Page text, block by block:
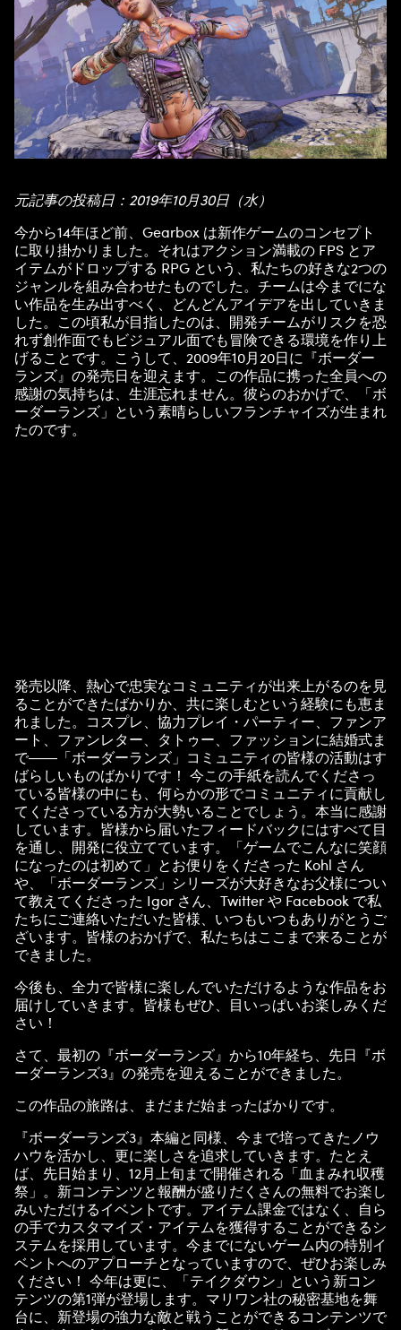
元記事の投稿日：2019年10月30日（水）
今から14年ほど前、Gearbox は新作ゲームのコンセプト
に取り掛かりました。それはアクション満載の FPS とア
イテムがドロップする RPG という、私たちの好きな2つの
ジャンルを組み合わせたものでした。チームは今までにな
い作品を生み出すべく、どんどんアイデアを出していきま
した。この頃私が目指したのは、開発チームがリスクを恐
れず創作面でもビジュアル面でも冒険できる環境を作り上
げることです。こうして、2009年10月20日に『ボーダー
ランズ』の発売日を迎えます。この作品に携った全員への
感謝の気持ちは、生涯忘れません。彼らのおかげで、「ボ
ーダーランズ」という素晴らしいフランチャイズが生まれ
たのです。
A
c
c
e
p
t
&
P
l
a
y
再生
をク
リッ
クす
る
と、
YouT
ube
のプ
発売以降、熱心で忠実なコミュニティが出来上がるのを見
ることができたばかりか、共に楽しむという経験にも恵ま
れました。コスプレ、協力プレイ・パーティー、ファンア
ート、ファンレター、タトゥー、ファッションに結婚式ま
で――「ボーダーランズ」コミュニティの皆様の活動はす
ばらしいものばかりです！ 今この手紙を読んでくださっ
ている皆様の中にも、何らかの形でコミュニティに貢献し
てくださっている方が大勢いることでしょう。本当に感謝
しています。皆様から届いたフィードバックにはすべて目
を通し、開発に役立てています。「ゲームでこんなに笑顔
になったのは初めて」とお便りをくださった Kohl さん
や、「ボーダーランズ」シリーズが大好きなお父様につい
て教えてくださった Igor さん、Twitter や Facebook で私
たちにご連絡いただいた皆様、いつもいつもありがとうご
ざいます。皆様のおかげで、私たちはここまで来ることが
できました。
今後も、全力で皆様に楽しんでいただけるような作品をお
届けしていきます。皆様もぜひ、目いっぱいお楽しみくだ
さい！
さて、最初の『ボーダーランズ』から10年経ち、先日『ボ
ーダーランズ3』の発売を迎えることができました。
この作品の旅路は、まだまだ始まったばかりです。
『ボーダーランズ3』本編と同様、今まで培ってきたノウ
ハウを活かし、更に楽しさを追求していきます。たとえ
ば、先日始まり、12月上旬まで開催される「血まみれ収穫
祭」。新コンテンツと報酬が盛りだくさんの無料でお楽し
みいただけるイベントです。アイテム課金ではなく、自ら
の手でカスタマイズ・アイテムを獲得することができるシ
ステムを採用しています。今までにないゲーム内の特別イ
ベントへのアプローチとなっていますので、ぜひお楽しみ
ください！ 今年は更に、「テイクダウン」という新コン
テンツの第1弾が登場します。マリワン社の秘密基地を舞
台に、新登場の強力な敵と戦うことができるコンテンツで